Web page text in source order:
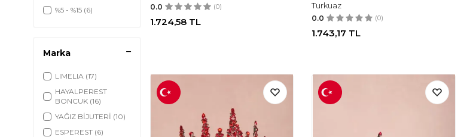
%5 - %15 (6)
Marka
LIMELIA (17)
HAYALPEREST
BONCUK (16)
YAĞIZ BİJUTERİ (10)
ESPEREST (6)
0.0 (0)
1.724,58TL
Turkuaz
0.0 (0)
1.743,17 TL